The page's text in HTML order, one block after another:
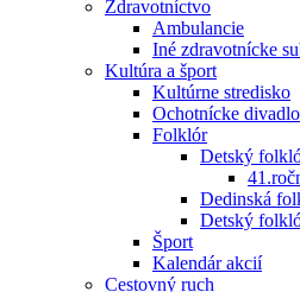
Zdravotníctvo
Ambulancie
Iné zdravotnícke
Kultúra a šport
Kultúrne stredisko
Ochotnícke divadlo
Folklór
Detský
Dedinská
Detský
Šport
Kalendár akcií
Cestovný ruch